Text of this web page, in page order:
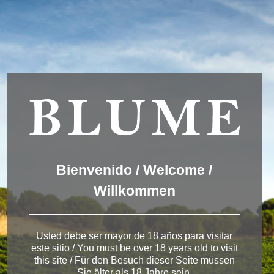
DEUTSCH
ESPAÑOL
< Pagos del Rey
Wir verwenden Cookies, um dir die bestmögliche Erfahrung auf
unserer Website zu bieten.
You can find out more about which cookies we are using or
Bienvenido / Welcome /
Willkommen
Usted debe ser mayor de 18 años para visitar
este sitio / You must be over 18 years old to visit
this site / Für den Besuch dieser Seite müssen